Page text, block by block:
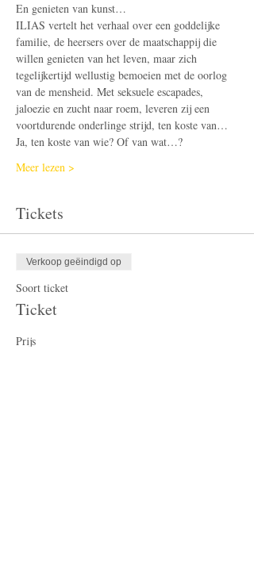
En genieten van kunst…
ILIAS vertelt het verhaal over een goddelijke
familie, de heersers over de maatschappij die
willen genieten van het leven, maar zich
tegelijkertijd wellustig bemoeien met de oorlog
van de mensheid. Met seksuele escapades,
jaloezie en zucht naar roem, leveren zij een
voortdurende onderlinge strijd, ten koste van…
Ja, ten koste van wie? Of van wat…?
Meer lezen >
Tickets
Verkoop geëindigd op
Soort ticket
Ticket
Prijs